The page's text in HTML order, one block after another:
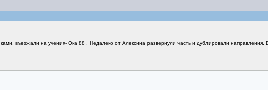
въезжали на учения- Ока 88 . Недалеко от Алексина развернули часть и дублировали